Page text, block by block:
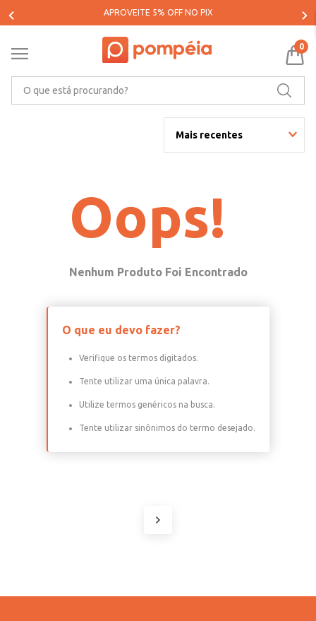
APROVEITE 5% OFF NO PIX
0
Mais recentes
Oops!
O que eu devo fazer?
Verifique os termos digitados.
Tente utilizar uma única palavra.
Utilize termos genéricos na busca.
Tente utilizar sinônimos do termo desejado.